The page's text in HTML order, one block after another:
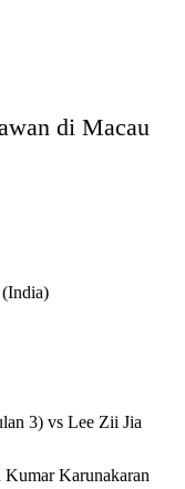
di Macau
(India)
3) vs Lee Zii Jia
Karunakaran